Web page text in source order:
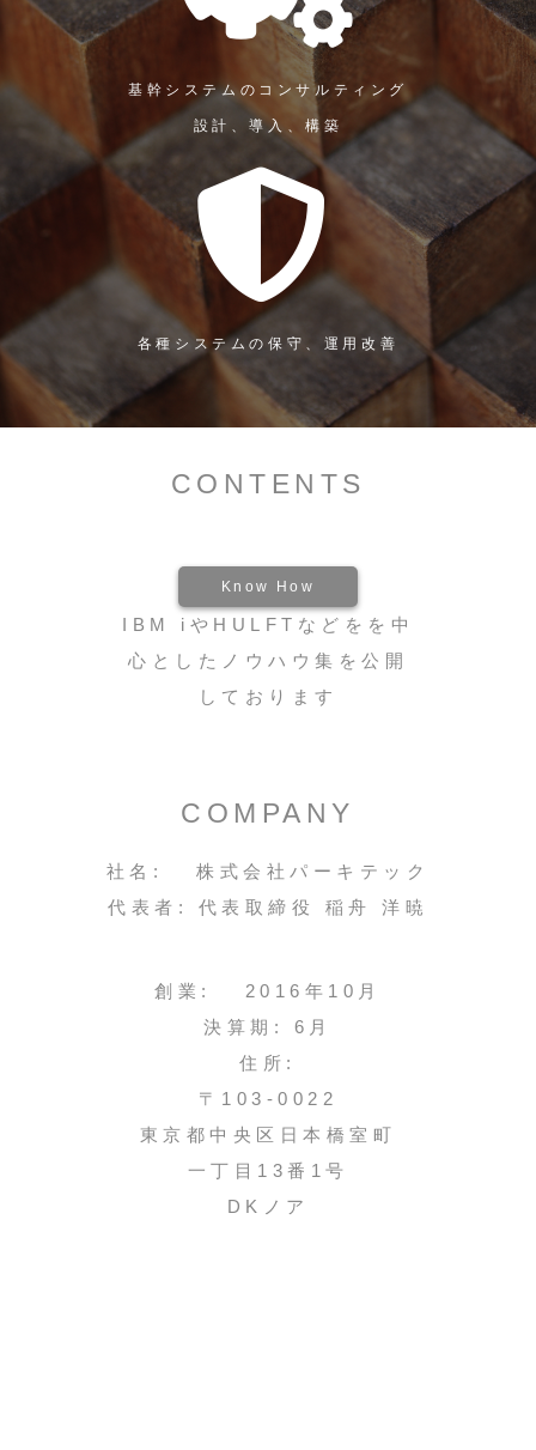
基幹システムのコンサルティング
設計、導入、構築
各種システムの保守、運用改善
CONTENTS
Know How
IBM iやHULFTなどをを中
心としたノウハウ集を公開
しております
COMPANY
社名: 株式会社パーキテック
代表者: 代表取締役 稲舟 洋暁
創業: 2016年10月
決算期: 6月
住所:
〒103-0022
東京都中央区日本橋室町
一丁目13番1号
DKノア